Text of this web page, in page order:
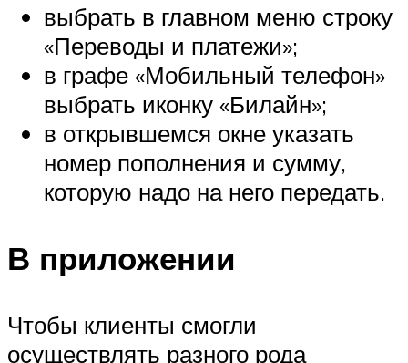
выбрать в главном меню строку
«Переводы и платежи»;
в графе «Мобильный телефон»
выбрать иконку «Билайн»;
в открывшемся окне указать
номер пополнения и сумму,
которую надо на него передать.
В приложении
Чтобы клиенты смогли
осуществлять разного рода